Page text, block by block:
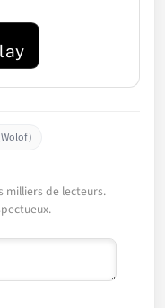
milliers de lecteurs.